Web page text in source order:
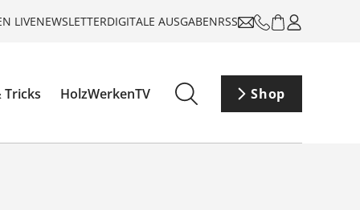
LIVENEWSLETTERDIGITALE AUSGABENRSS
Tricks HolzWerkenTV Shop